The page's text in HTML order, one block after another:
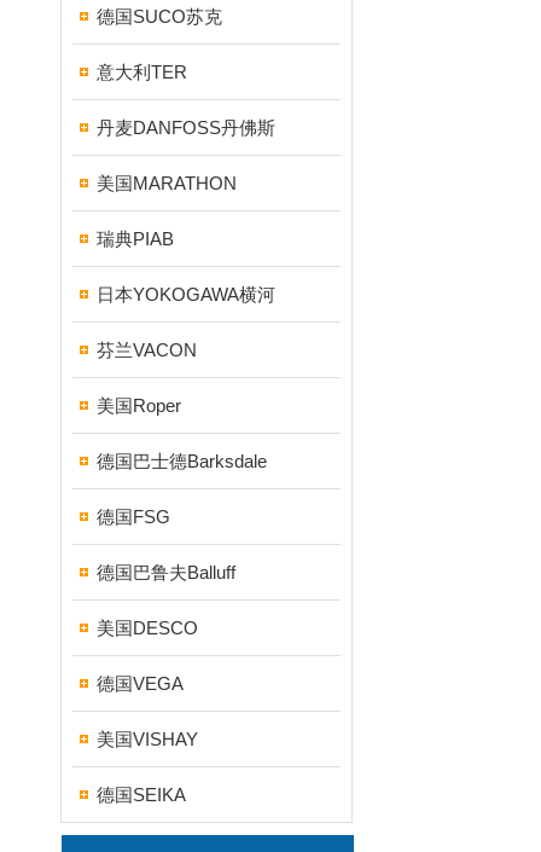
德国SUCO苏克
意大利TER
丹麦DANFOSS丹佛斯
美国MARATHON
瑞典PIAB
日本YOKOGAWA横河
芬兰VACON
美国Roper
德国巴士德Barksdale
德国FSG
德国巴鲁夫Balluff
美国DESCO
德国VEGA
美国VISHAY
德国SEIKA